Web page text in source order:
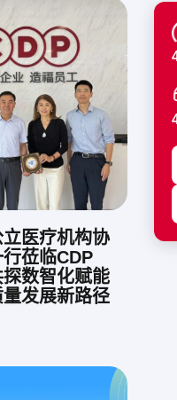
医疗机构协
莅临CDP
数智化赋能
发展新路径